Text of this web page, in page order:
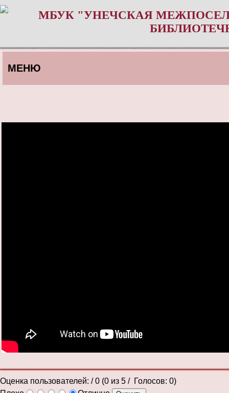
МБУК "УНЕЧСКАЯ
МЕНЮ
Оценка пользователей: / 0 (0 из 5 / Голосов: 0)